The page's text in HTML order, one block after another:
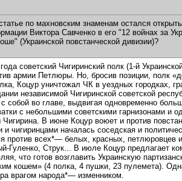
по махновским знаменам остался
Виктора Савченко в его "12 войнах за
(Украинской повстанческой дивизии)?
советский Чигиринский полк (1-й
армии Петлюры. Но, бросив позиции, полк
Коцур уничтожал ЧК в уездных городках,
независимой Чигиринской советской
собой во главе, выдвигая одновременно
с небольшими советскими гарнизонами и
Чигирина. В июне Коцур воюет и против
и чигиринцами началась соседская и
против всех*— белых, красных, петлюровцев
Гуленко, Струк... В июле Коцур предлагает
что готов возглавить Украинскую
кошем» (4 полка, 4 пушки, 23 пулемета).
врагом народа*— изменником.